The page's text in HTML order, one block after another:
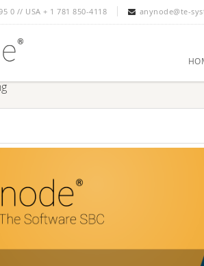
0 // USA + 1 781 850-4118 anynode@te-